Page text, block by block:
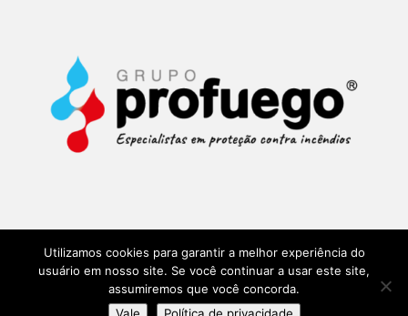
Más de 35 años Grupo Profuego y BMVIV en Portugal
Utilizamos cookies para garantir a melhor experiência do
usuário em nosso site. Se você continuar a usar este site,
assumiremos que você concorda.